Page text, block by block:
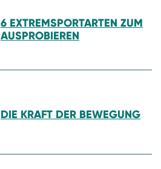
6 EXTREMSPORTARTEN ZUM
AUSPROBIEREN
DIE KRAFT DER BEWEGUNG